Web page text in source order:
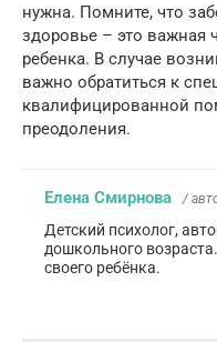
нужна. Помните, что
здоровье – это важная
ребенка. В случае
важно обратиться к
квалифицированной
преодоления.
Елена Смирнова /
Детский психолог,
дошкольного
своего ребёнка.